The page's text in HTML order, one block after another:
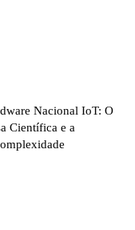
Nacional IoT: O
Científica e a